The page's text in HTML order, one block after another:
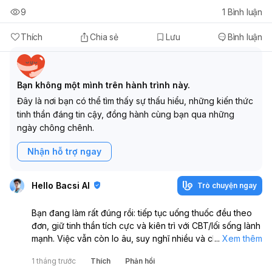
Thích Chia sẻ Lưu Bình luận
9 1 Bình luận
Bạn không một mình trên hành trình này.
Đây là nơi bạn có thể tìm thấy sự thấu hiểu, những kiến thức
tinh thần đáng tin cậy, đồng hành cùng bạn qua những
ngày chông chênh.
Nhận hỗ trợ ngay
Hello Bacsi AI Trò chuyện ngay
Bạn đang làm rất đúng rồi: tiếp tục uống thuốc đều theo
đơn, giữ tinh thần tích cực và kiên trì với CBT/lối sống lành
mạnh. Việc vẫn còn lo âu, suy nghĩ nhiều và chưa thực
điều trị rối loạn lo âu - trầm cảm, không có nghĩa là bạn
... Xem thêm
1 tháng trước Thích Phản hồi